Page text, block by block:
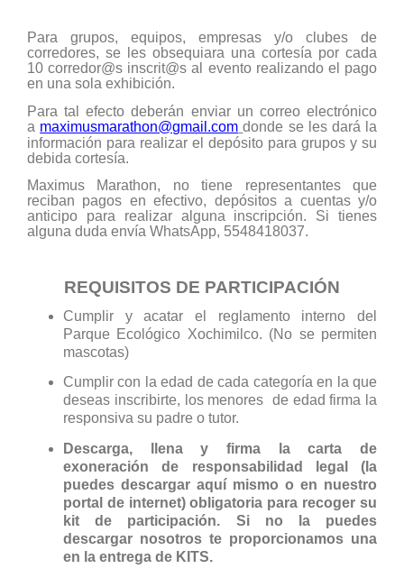
Para grupos, equipos, empresas y/o clubes de
corredores, se les obsequiara una cortesía por cada
10 corredor@s inscrit@s al evento realizando el pago
en una sola exhibición.
Para tal efecto deberán enviar un correo electrónico
a maximusmarathon@gmail.com donde se les dará la
información para realizar el depósito para grupos y su
debida cortesía.
Maximus Marathon, no tiene representantes que
reciban pagos en efectivo, depósitos a cuentas y/o
anticipo para realizar alguna inscripción. Si tienes
alguna duda envía WhatsApp, 5548418037.
REQUISITOS DE PARTICIPACIÓN
Cumplir y acatar el reglamento interno del
Parque Ecológico Xochimilco. (No se permiten
mascotas)
Cumplir con la edad de cada categoría en la que
deseas inscribirte, los menores de edad firma la
responsiva su padre o tutor.
Descarga, llena y firma la carta de
exoneración de responsabilidad legal (la
puedes descargar aquí mismo o en nuestro
portal de internet) obligatoria para recoger su
kit de participación. Si no la puedes
descargar nosotros te proporcionamos una
en la entrega de KITS.